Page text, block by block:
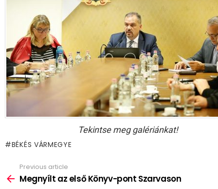
Tekintse meg galériánkat!
BÉKÉS VÁRMEGYE
more
Previous article
Megnyílt az első Könyv-pont Szarvason